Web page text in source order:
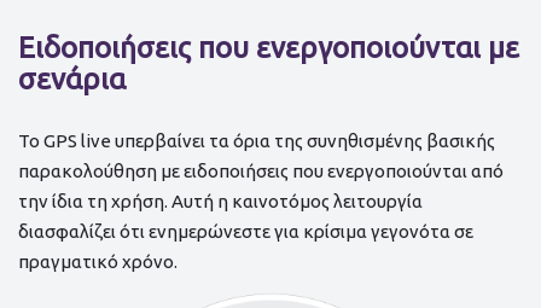
Ειδοποιήσεις που ενεργοποιούνται με
σενάρια
Το GPS live υπερβαίνει τα όρια της συνηθισμένης βασικής
παρακολούθηση με ειδοποιήσεις που ενεργοποιούνται από
την ίδια τη χρήση. Αυτή η καινοτόμος λειτουργία
διασφαλίζει ότι ενημερώνεστε για κρίσιμα γεγονότα σε
πραγματικό χρόνο.